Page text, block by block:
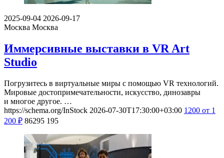
2025-09-04 2026-09-17
Москва Москва
Иммерсивные выставки в VR Art
Studio
Погрузитесь в виртуальные миры с помощью VR технологий.
Мировые достопримечательности, искусство, динозавры
и многое другое. …
https://schema.org/InStock 2026-07-30T17:30:00+03:00 1200 от 1
200 ₽ 86295 195